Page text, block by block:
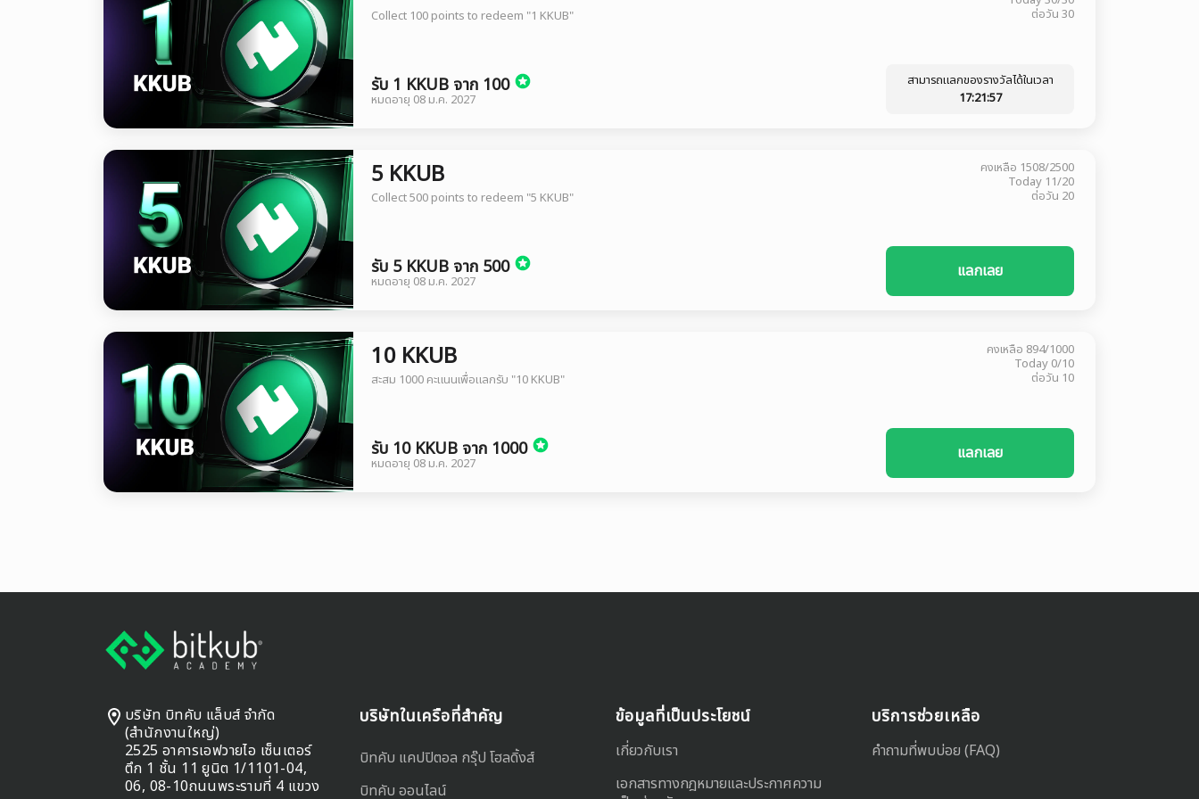
Collect 100 points to redeem "1 KKUB"
รับ 1 KKUB จาก 100
หมดอายุ 08 ม.ค. 2027
สามารถแลกของรางวัลได้ในเวลา
17:21:56
ต่อวัน 30
5 KKUB
Collect 500 points to redeem "5 KKUB"
รับ 5 KKUB จาก 500
หมดอายุ 08 ม.ค. 2027 แลกเลย
คงเหลือ 1508/2500
Today 11/20
ต่อวัน 20
10 KKUB
สะสม 1000 คะแนนเพื่อแลกรับ "10 KKUB"
รับ 10 KKUB จาก 1000
หมดอายุ 08 ม.ค. 2027 แลกเลย
คงเหลือ 894/1000
Today 0/10
ต่อวัน 10
บริษัท บิทคับ แล็บส์ จำกัด
(สำนักงานใหญ่)
2525 อาคารเอฟวายไอ เซ็นเตอร์
ตึก 1 ชั้น 11 ยูนิต 1/1101-04,
06, 08-10ถนนพระรามที่ 4 แขวง
บริษัทในเครือที่สำคัญ
บิทคับ แคปปิตอล กรุ๊ป โฮลดิ้งส์
บิทคับ ออนไลน์
ข้อมูลที่เป็นประโยชน์
เกี่ยวกับเรา
เอกสารทางกฎหมายและประกาศความ
บริการช่วยเหลือ
คำถามที่พบบ่อย (FAQ)